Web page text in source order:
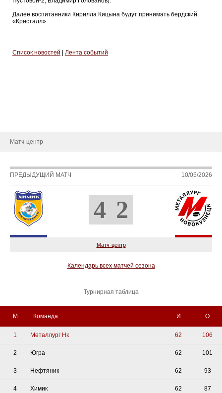
Далее воспитанники Кирилла Кицына будут принимать бердский
«Кристалл».
Список новостей Лента событий
Матч-центр
ПРЕДЫДУЩИЙ МАТЧ 10/05/2026
4 2
Матч-центр
Календарь всех матчей сезона
Турнирная таблица
М Команда И О
1 Металлург Нк 62 106
2 Югра 62 101
3 Нефтяник 62 93
4 Химик 62 87